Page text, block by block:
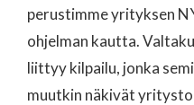
perustimme yrityksen
ohjelman kautta.
liittyy kilpailu, jonka
muutkin näkivät